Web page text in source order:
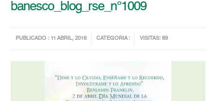
banesco_blog_rse_n°1009
PUBLICADO : 11 ABRIL, 2016 CATEGORIA : VISITAS: 89